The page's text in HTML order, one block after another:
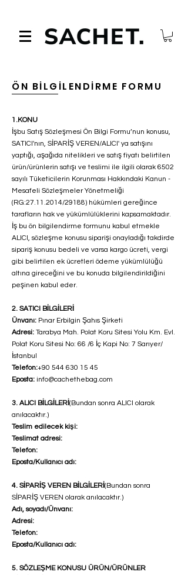
ÖN BİLGİLENDİRME FORMU
1.KONU
İşbu Satış Sözleşmesi Ön Bilgi Formu’nun konusu,
SATICI'nın, SİPARİŞ VEREN/ALICI' ya satışını
yaptığı, aşağıda nitelikleri ve satış fiyatı belirtilen
ürün/ürünlerin satışı ve teslimi ile ilgili olarak 6502
sayılı Tüketicilerin Korunması Hakkındaki Kanun -
Mesafeli Sözleşmeler Yönetmeliği
(RG:27.11.2014/29188) hükümleri gereğince
tarafların hak ve yükümlülüklerini kapsamaktadır.
İş bu ön bilgilendirme formunu kabul etmekle
ALICI, sözleşme konusu siparişi onayladığı takdirde
sipariş konusu bedeli ve varsa kargo ücreti, vergi
gibi belirtilen ek ücretleri ödeme yükümlülüğü
altına gireceğini ve bu konuda bilgilendirildiğini
peşinen kabul eder.
2. SATICI BİLGİLERİ
Ünvanı: Pınar Erbilgin Şahıs Şirketi
Adresi: Tarabya Mah. Polat Koru Sitesi Yolu Km. Evl.
Polat Koru Sitesi No: 66 /6 İç Kapi No: 7 Sarıyer/
İstanbul
Telefon:+90 544 630 15 45
Eposta: info@cachethebag.com
3. ALICI BİLGİLERİ (Bundan sonra ALICI olarak
anılacaktır.)
Teslim edilecek kişi:
Teslimat adresi:
Telefon:
Eposta/Kullanıcı adı:
4. SİPARİŞ VEREN BİLGİLERİ (Bundan sonra
SİPARİŞ VEREN olarak anılacaktır.)
Adı, soyadı/Ünvanı:
Adresi:
Telefon:
Eposta/Kullanıcı adı:
5. SÖZLEŞME KONUSU ÜRÜN/ÜRÜNLER